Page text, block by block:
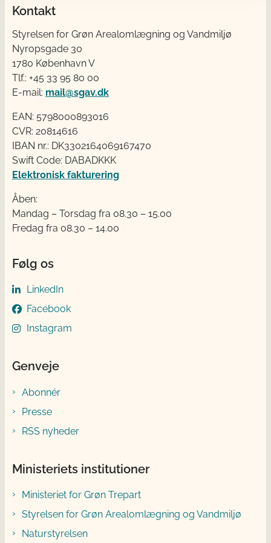
Kontakt
Styrelsen for Grøn Arealomlægning og Vandmiljø
Nyropsgade 30
1780 København V
Tlf.: +45 33 95 80 00
E-mail: mail@sgav.dk
EAN: 5798000893016
CVR: 20814616
IBAN nr.: DK3302164069167470
Swift Code: DABADKKK
Elektronisk fakturering
Åben:
Mandag – Torsdag fra 08.30 – 15.00
Fredag fra 08.30 – 14.00
Følg os
LinkedIn
Facebook
Instagram
Genveje
Abonnér
Presse
RSS nyheder
Ministeriets institutioner
Ministeriet for Grøn Trepart
Styrelsen for Grøn Arealomlægning og Vandmiljø
Naturstyrelsen